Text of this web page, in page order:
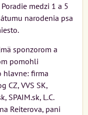
medzi 1 a 5
narodenia psa
sponzorom a
pomohli
hlavne: firma
CZ, VVS SK,
SPAIM.sk, L.C.
Reiterova, pani